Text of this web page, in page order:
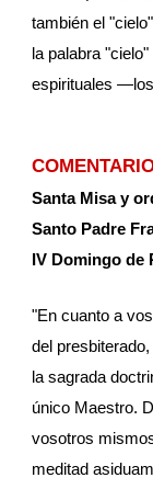
también el
la palabra
espirituales
Santa Misa y
Santo Padre
IV Domingo de
"En cuanto a
del
la sagrada
único Maestro.
vosotros
meditad